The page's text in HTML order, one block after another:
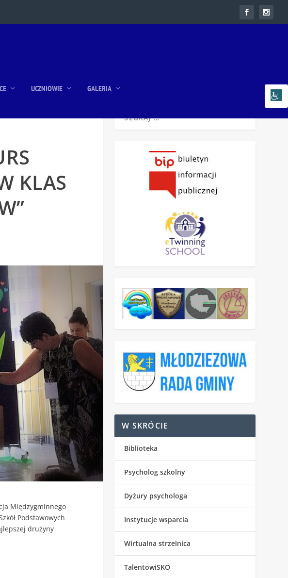
UCZNIOWIE GALERIA
KLAS
Międzygminnego
Podstawowych
drużyny
W SKRÓCIE
Biblioteka
Psycholog szkolny
Dyżury psychologa
Instytucje wsparcia
Wirtualna strzelnica
TalentowiSKO